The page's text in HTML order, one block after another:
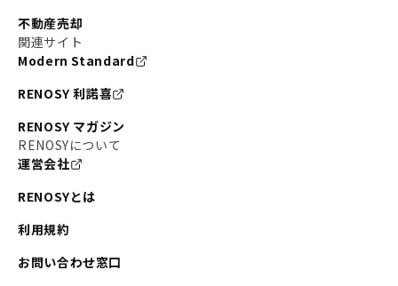
不動産売却
関連サイト
Modern Standard
RENOSY 利諾喜
RENOSY マガジン
RENOSYについて
運営会社
RENOSYとは
利用規約
お問い合わせ窓口